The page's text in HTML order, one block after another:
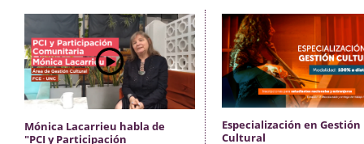
Mónica Lacarrieu habla de
"PCI y Participación
Especialización en Gestión
Cultural